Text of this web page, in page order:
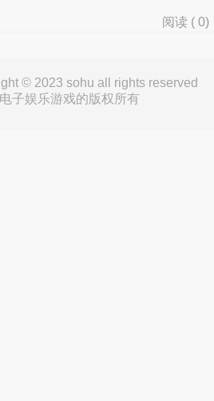
阅读 (0)
© 2023 sohu all rights reserved
子娱乐游戏的版权所有